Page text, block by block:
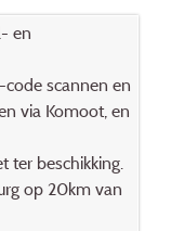
en
scannen en
via Komoot, en
ter beschikking.
op 20km van